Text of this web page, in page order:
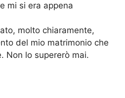
mi si era appena
molto chiaramente,
del mio matrimonio che
Non lo supererò mai.